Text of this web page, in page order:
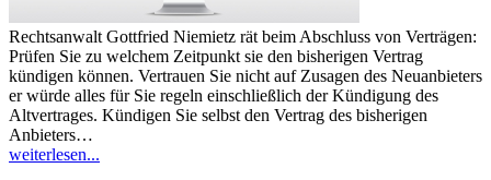
Rechtsanwalt Gottfried Niemietz rät beim Abschluss von Verträgen:
Prüfen Sie zu welchem Zeitpunkt sie den bisherigen Vertrag
kündigen können. Vertrauen Sie nicht auf Zusagen des Neuanbieters
er würde alles für Sie regeln einschließlich der Kündigung des
Altvertrages. Kündigen Sie selbst den Vertrag des bisherigen
Anbieters…
weiterlesen...